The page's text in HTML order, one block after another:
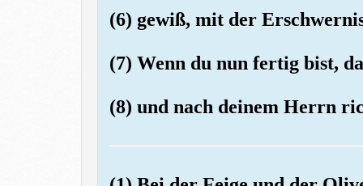
(6) gewiß, mit der
(7) Wenn du nun fertig bist,
(8) und nach deinem Herrn